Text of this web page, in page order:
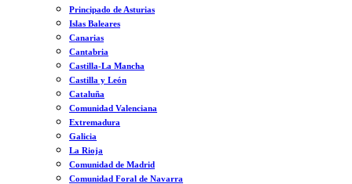
Principado de Asturias
Islas Baleares
Canarias
Cantabria
Castilla-La Mancha
Castilla y León
Cataluña
Comunidad Valenciana
Extremadura
Galicia
La Rioja
Comunidad de Madrid
Comunidad Foral de Navarra